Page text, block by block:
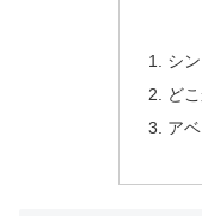
シ
ど
ア